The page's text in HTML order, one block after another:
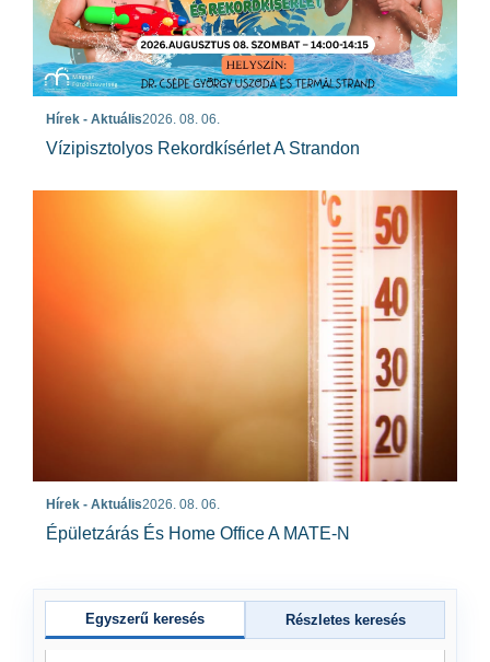
Hírek - Aktuális2026. 08. 06.
Vízipisztolyos Rekordkísérlet A Strandon
Hírek - Aktuális2026. 08. 06.
Épületzárás És Home Office A MATE-N
Egyszerű keresés Részletes keresés